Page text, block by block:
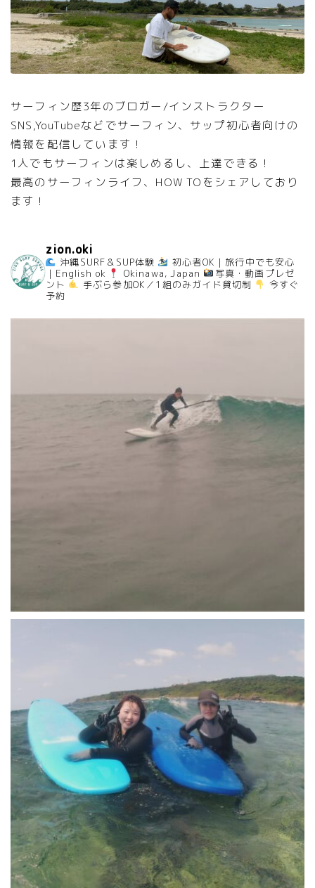
サーフィン歴3年のブロガー/インストラクター
SNS,YouTubeなどでサーフィン、サップ初心者向けの
情報を配信しています！
1人でもサーフィンは楽しめるし、上達できる！
最高のサーフィンライフ、HOW TOをシェアしており
ます！
zion.oki
沖縄SURF＆SUP体験
初心者OK｜旅行中でも安心
｜English ok
Okinawa, Japan
写真・動画プレゼ
ント
手ぶら参加OK／1組のみガイド貸切制
今すぐ
予約